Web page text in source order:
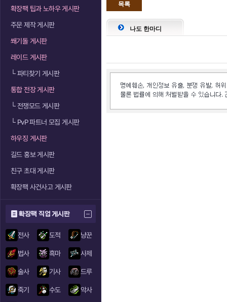
확장팩 팁과 노하우 게시판
주문 제작 게시판
쐐기돌 게시판
레이드 게시판
└파티찾기 게시판
통합 전장 게시판
└전쟁모드 게시판
└PvP 파트너 모집 게시판
하우징 게시판
길드 홍보 게시판
친구 초대 게시판
확장팩 사건사고 게시판
확장팩 직업 게시판
전사 도적 냥꾼
법사 흑마 사제
술사 기사 드루
죽기 수도 악사
목록
으로
나도 한마디